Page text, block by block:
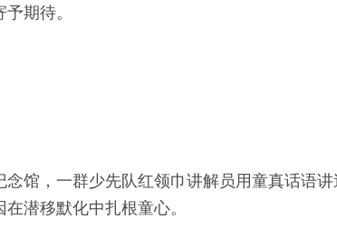
期待。
馆，一群少先队红领巾讲解员用童真话语
潜移默化中扎根童心。